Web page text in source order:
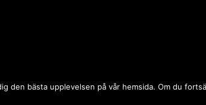
den bästa upplevelsen på vår hemsida. Om du